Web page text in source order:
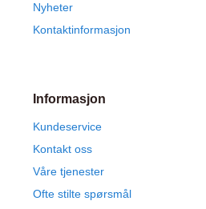
Nyheter
Kontaktinformasjon
Informasjon
Kundeservice
Kontakt oss
Våre tjenester
Ofte stilte spørsmål